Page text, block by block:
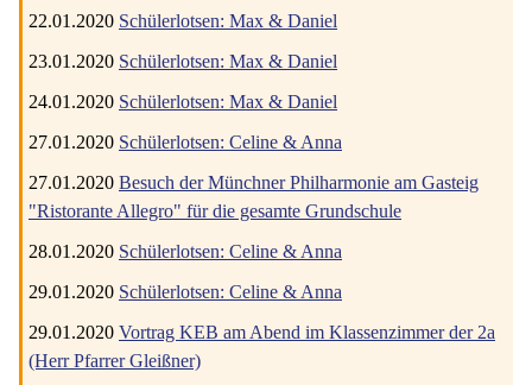
22.01.2020 Schülerlotsen: Max & Daniel
23.01.2020 Schülerlotsen: Max & Daniel
24.01.2020 Schülerlotsen: Max & Daniel
27.01.2020 Schülerlotsen: Celine & Anna
27.01.2020 Besuch der Münchner Philharmonie am Gasteig
"Ristorante Allegro" für die gesamte Grundschule
28.01.2020 Schülerlotsen: Celine & Anna
29.01.2020 Schülerlotsen: Celine & Anna
29.01.2020 Vortrag KEB am Abend im Klassenzimmer der 2a
(Herr Pfarrer Gleißner)